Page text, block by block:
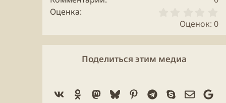
Оценка
.
0
0
з
Оценок: 0
Поделиться этим медиа
Vk Ok Mastodon
BlueskyPinterest
Telegram
Skype